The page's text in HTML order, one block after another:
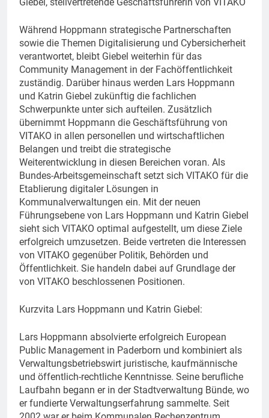
Während Hoppmann strategische Partnerschaften
sowie die Themen Digitalisierung und Cybersicherheit
verantwortet, bleibt Giebel weiterhin für das
Community Management in der Fachöffentlichkeit
zuständig. Darüber hinaus werden Lars Hoppmann
und Katrin Giebel zukünftig die fachlichen
Schwerpunkte unter sich aufteilen. Zusätzlich
übernimmt Hoppmann die Geschäftsführung von
VITAKO in allen personellen und wirtschaftlichen
Belangen und treibt die strategische
Weiterentwicklung in diesen Bereichen voran. Als
Bundes-Arbeitsgemeinschaft setzt sich VITAKO für die
Etablierung digitaler Lösungen in
Kommunalverwaltungen ein. Mit der neuen
Führungsebene von Lars Hoppmann und Katrin Giebel
sieht sich VITAKO optimal aufgestellt, um diese Ziele
erfolgreich umzusetzen. Beide vertreten die Interessen
von VITAKO gegenüber Politik, Behörden und
Öffentlichkeit. Sie handeln dabei auf Grundlage der
von VITAKO beschlossenen Positionen.
Kurzvita Lars Hoppmann und Katrin Giebel:
Lars Hoppmann absolvierte erfolgreich European
Public Management in Paderborn und kombiniert als
Verwaltungsbetriebswirt juristische, kaufmännische
und öffentlich-rechtliche Kenntnisse. Seine berufliche
Laufbahn begann er in der Stadtverwaltung Bünde, wo
er fundierte Verwaltungserfahrung sammelte. Seit